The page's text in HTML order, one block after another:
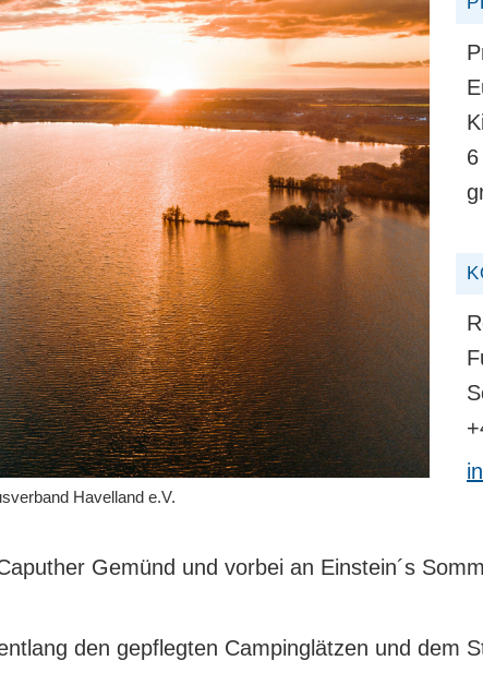
Havelland e.V.
Gemünd und vorbei an Einstein´s
den gepflegten Campinglätzen und dem